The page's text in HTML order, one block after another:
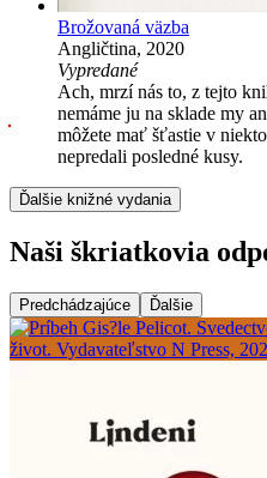
Brožovaná väzba
Angličtina, 2020
Vypredané
Ach, mrzí nás to, z tejto
nemáme ju na sklade my
môžete mať šťastie v
nepredali posledné kusy.
Ďalšie knižné vydania
Naši škriatkovia
Predchádzajúce Ďalšie